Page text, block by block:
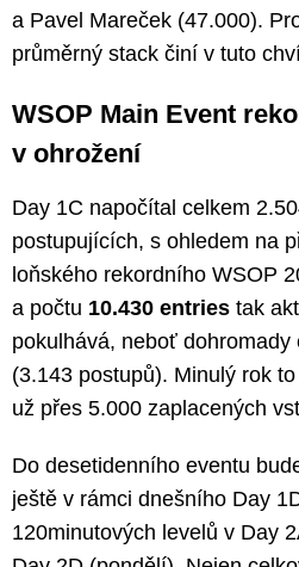
a Pavel Mareček (47.000).
průměrný stack činí v tuto
WSOP Main Event
v ohrožení
Day 1C napočítal celkem
postupujících, s ohledem na
loňského rekordního WSOP
a počtu 10.430 entries tak
pokulhává, neboť
(3.143 postupů). Minulý rok
už přes 5.000 zaplacených
Do desetidenního eventu
ještě v rámci dnešního Day
120minutových levelů v Day